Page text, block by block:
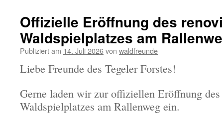
springen
Offizielle Eröffnung des
Waldspielplatzes am
Publiziert am 14. Juli 2026von waldfreunde
Liebe Freunde des Tegeler Forstes!
Gerne laden wir zur offiziellen Eröffnung
Waldspielplatzes am Rallenweg ein.